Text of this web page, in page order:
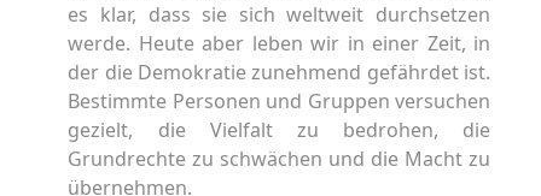
es klar, dass sie sich weltweit durchsetzen
werde. Heute aber leben wir in einer Zeit, in
der die Demokratie zunehmend gefährdet ist.
Bestimmte Personen und Gruppen versuchen
gezielt, die Vielfalt zu bedrohen, die
Grundrechte zu schwächen und die Macht zu
übernehmen.